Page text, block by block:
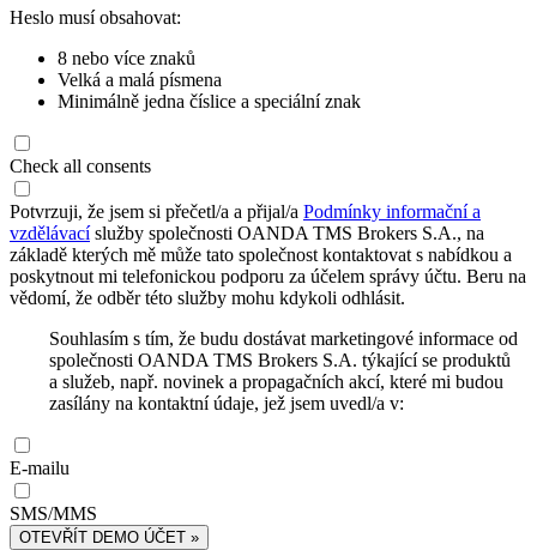
Heslo musí obsahovat:
8 nebo více znaků
Velká a malá písmena
Minimálně jedna číslice a speciální znak
Check all consents
Potvrzuji, že jsem si přečetl/a a přijal/a Podmínky informační a
vzdělávacíslužby společnosti OANDA TMS Brokers S.A., na
základě kterých mě může tato společnost kontaktovat s nabídkou a
poskytnout mi telefonickou podporu za účelem správy účtu. Beru na
vědomí, že odběr této služby mohu kdykoli odhlásit.
Souhlasím s tím, že budu dostávat marketingové informace od
společnosti OANDA TMS Brokers S.A. týkající se produktů
a služeb, např. novinek a propagačních akcí, které mi budou
zasílány na kontaktní údaje, jež jsem uvedl/a v:
E-mailu
SMS/MMS
OTEVŘÍT DEMO ÚČET »